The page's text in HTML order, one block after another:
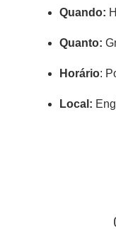
Quando:
Quanto:
Horário:
Local: